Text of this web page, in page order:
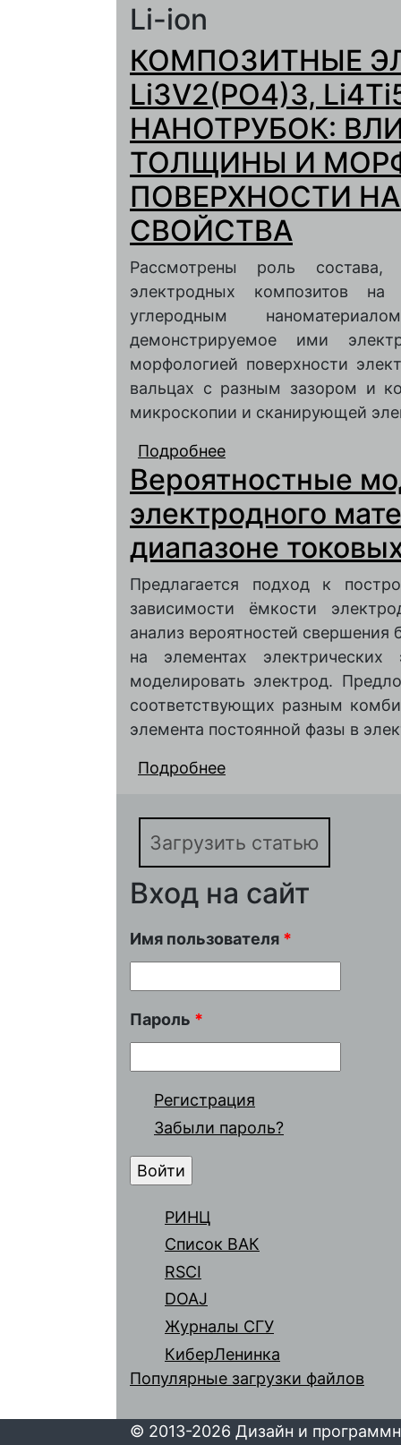
Li-ion
КОМПОЗИТНЫЕ
Li3V2(PO4)3,
НАНОТРУБОК:
ТОЛЩИНЫ И
ПОВЕРХНОСТИ
СВОЙСТВА
Рассмотрены роль
электродных композитов
углеродным
демонстрируемое ими
морфологией поверхности
вальцах с разным зазором и
микроскопии и сканирующей
Подробнее
Li4Ti5O12 И
ТОЛЩИНЫ И
Вероятностные
электродного
диапазоне
Предлагается подход к
зависимости ёмкости
анализ вероятностей
на элементах
моделировать электрод.
соответствующих разным
элемента постоянной фазы в
Подробнее
Загрузить статью
Вход на сайт
Имя пользователя *
Пароль *
Регистрация
Забыли пароль?
РИНЦ
Список ВАК
RSCI
DOAJ
Журналы СГУ
КиберЛенинка
Популярные загрузки файлов
© 2013-2026 Дизайн и